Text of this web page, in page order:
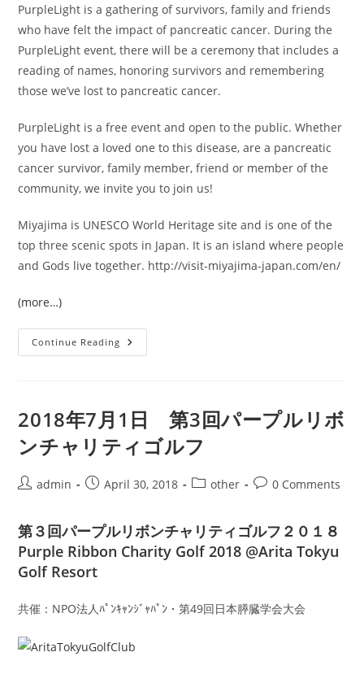
PurpleLight is a gathering of survivors, family and friends
who have felt the impact of pancreatic cancer. During the
PurpleLight event, there will be a ceremony that includes a
reading of names, honoring survivors and remembering
those we’ve lost to pancreatic cancer.
PurpleLight is a free event and open to the public. Whether
you have lost a loved one to this disease, are a pancreatic
cancer survivor, family member, friend or member of the
community, we invite you to join us!
Miyajima is UNESCO World Heritage site and is one of the
top three scenic spots in Japan. It is an island where people
and Gods live together. http://visit-miyajima-japan.com/en/
(more…)
Continue Reading 2019
年
（土）
追
悼
と
希
を
創
ー
プ
ル
ラ
広
島
2018年7月1日 第3回パープルリボ
ンチャリティゴルフ
Postadmin
PostApril 30, 2018
Postother
Post0 Comments
第３回パープルリボンチャリティゴルフ２０１８
Purple Ribbon Charity Golf 2018 @Arita Tokyu
Golf Resort
共催：NPO法人ﾊﾟﾝｷｬﾝｼﾞｬﾊﾟﾝ・第49回日本膵臓学会大会